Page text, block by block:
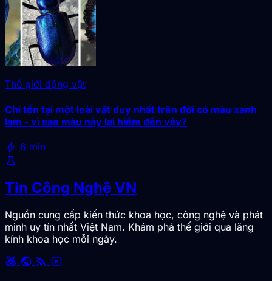
Thế giới động vật
Chỉ tồn tại một loài vật duy nhất trên đời có màu xanh
lam - vì sao màu này lại hiếm đến vậy?
bolt 6 min
science
Tin Công Nghệ VN
Nguồn cung cấp kiến thức khoa học, công nghệ và phát
minh uy tín nhất Việt Nam. Khám phá thế giới qua lăng
kính khoa học mỗi ngày.
social_leaderboard public rss_feed smart_display